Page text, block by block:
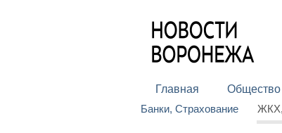
Главная Общество
Банки, Страхование
ЖКХ,